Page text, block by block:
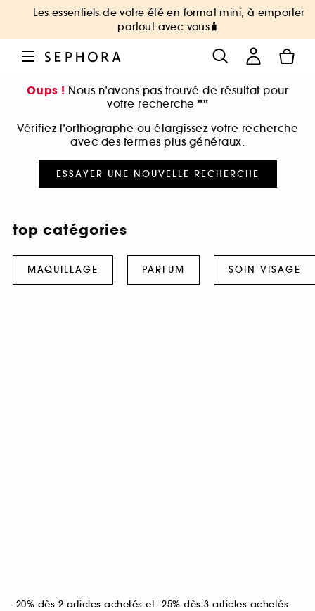
Les essentiels de votre été en format mini, à emporter
partout avec vous🧳
Oups ! Nous n’avons pas trouvé de résultat pour
votre recherche ""
Vérifiez l’orthographe ou élargissez votre recherche
avec des termes plus généraux.
ESSAYER UNE NOUVELLE RECHERCHE
top catégories
MAQUILLAGE PARFUM SOIN VISAGE
-20% dès 2 articles achetés et -25% dès 3 articles achetés